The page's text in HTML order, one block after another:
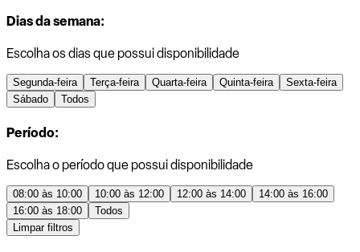
Dias da semana:
Escolha os dias que possui disponibilidade
Segunda-feira Terça-feira Quarta-feira Quinta-feira
Sexta-feira
Sábado
Todos
Período:
Escolha o período que possui disponibilidade
08:00 às 10:00 10:00 às 12:00 12:00 às 14:00
14:00 às 16:00
16:00 às 18:00
Todos
Limpar filtros